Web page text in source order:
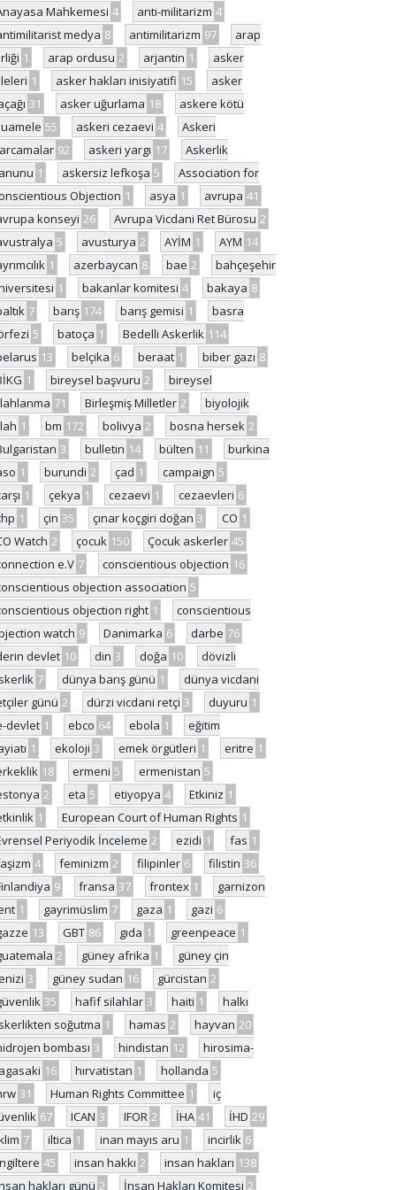
Mahkemesi 4 anti-militarizm 4
medya 8 antimilitarizm 97
arap
1 arap ordusu 2 arjantin 1
asker
1 asker hakları inisiyatifi 15
asker
31 asker uğurlama 18
askere kötü
55 askeri cezaevi 4
Askeri
92 askeri yargı 17
Askerlik
1 askersiz lefkoşa 5
Association for
Objection 1 asya 1 avrupa 41
konseyi 26 Avrupa Vicdani Ret Bürosu 2
5 avusturya 2 AYİM 1 AYM 14
1 azerbaycan 8 bae 2
bahçeşehir
1 bakanlar komitesi 4 bakaya 8
7 barış 174 barış gemisi 1
basra
5 batoça 1 Bedelli Askerlik 114
13 belçika 6 beraat 1 biber gazı 8
1 bireysel başvuru 2
bireysel
71 Birleşmiş Milletler 2
biyolojik
1 bm 172 bolivya 2 bosna hersek 2
3 bulletin 14 bülten 11
burkina
1 burundi 2 çad 1 campaign 5
1 çekya 1 cezaevi 1 cezaevleri 6
1 çin 35 çınar koçgiri doğan 3 CO 1
Watch 2 çocuk 150 Çocuk askerler 45
e.V 7 conscientious objection 16
objection association 5
objection right 1
conscientious
watch 9 Danimarka 6 darbe 76
devlet 10 din 3 doğa 10
dövizli
7 dünya barış günü 1
dünya vicdani
günü 2 dürzi vicdani retçi 3 duyuru 1
devlet 1 ebco 64 ebola 1
eğitim
1 ekoloji 3 emek örgütleri 1 eritre 1
18 ermeni 5 ermenistan 5
2 eta 5 etiyopya 4 Etkiniz 1
1 European Court of Human Rights 1
Periyodik İnceleme 2 ezidi 1 fas 1
4 feminizm 2 filipinler 6 filistin 36
9 fransa 37 frontex 1
garnizon
1 gayrimüslim 7 gaza 1 gazi 6
13 GBT 86 gıda 1 greenpeace 1
2 güney afrika 1
güney çin
3 güney sudan 16 gürcistan 2
35 hafif silahlar 3 haiti 1
halkı
soğutma 1 hamas 2 hayvan 20
bombası 3 hindistan 12
hirosima-
16 hırvatistan 1 hollanda 5
31 Human Rights Committee 1
iç
67 ICAN 3 IFOR 2 İHA 41 İHD 29
7 iltica 1 inan mayıs aru 1 incirlik 6
45 insan hakkı 2 insan hakları 138
hakları günü 2 İnsan Hakları Komitesi 2